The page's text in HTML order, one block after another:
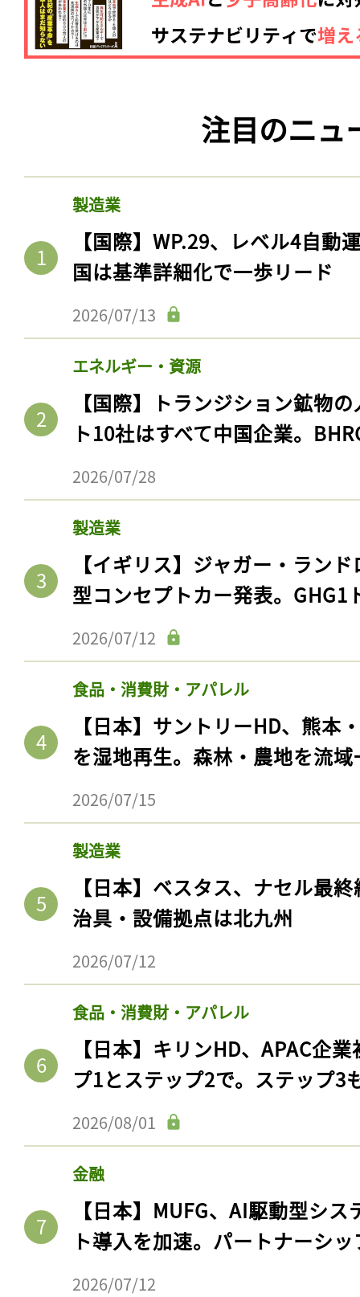
注目のニュ
製造業
【国際】WP.29、レベル4自動
国は基準詳細化で一歩リード
2026/07/13
エネルギー・資源
【国際】トランジション鉱物
ト10社はすべて中国企業。
2026/07/28
製造業
【イギリス】ジャガー・ラン
型コンセプトカー発表。GHG1
2026/07/12
食品・消費財・アパレル
【日本】サントリーHD、熊本
を湿地再生。森林・農地を流
2026/07/15
製造業
【日本】ベスタス、ナセル最
治具・設備拠点は北九州
2026/07/12
食品・消費財・アパレル
【日本】キリンHD、APAC企
プ1とステップ2で。ステップ3
2026/08/01
金融
【日本】MUFG、AI駆動型シ
ト導入を加速。パートナーシ
2026/07/12